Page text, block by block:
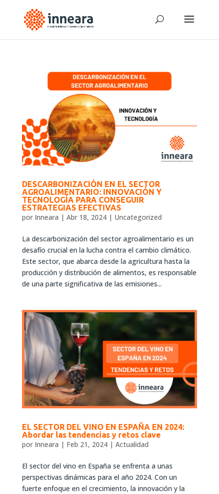
DESCARBONIZACIÓN EN EL SECTOR
AGROALIMENTARIO: INNOVACIÓN Y
TECNOLOGÍA PARA CONSEGUIR
ESTRATEGIAS EFECTIVAS
por Inneara | Abr 18, 2024| Uncategorized
La descarbonización del sector agroalimentario es un
desafío crucial en la lucha contra el cambio climático.
Este sector, que abarca desde la agricultura hasta la
producción y distribución de alimentos, es responsable
de una parte significativa de las emisiones...
EL SECTOR DEL VINO EN ESPAÑA EN 2024:
Abordar las tendencias y retos clave
por Inneara | Feb 21, 2024| Actualidad
El sector del vino en España se enfrenta a unas
perspectivas dinámicas para el año 2024. Con un
fuerte enfoque en el crecimiento, la innovación y la